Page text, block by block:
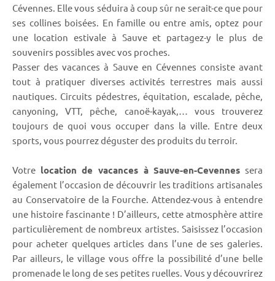
Cévennes. Elle vous séduira à coup sûr ne serait-ce que pour
ses collines boisées. En famille ou entre amis, optez pour
une location estivale à Sauve et partagez-y le plus de
souvenirs possibles avec vos proches.
Passer des vacances à Sauve en Cévennes consiste avant
tout à pratiquer diverses activités terrestres mais aussi
nautiques. Circuits pédestres, équitation, escalade, pêche,
canyoning, VTT, pêche, canoë-kayak,… vous trouverez
toujours de quoi vous occuper dans la ville. Entre deux
sports, vous pourrez déguster des produits du terroir.
Votre location de vacances à Sauve-en-Cevennes sera
également l’occasion de découvrir les traditions artisanales
au Conservatoire de la Fourche. Attendez-vous à entendre
une histoire fascinante ! D’ailleurs, cette atmosphère attire
particulièrement de nombreux artistes. Saisissez l’occasion
pour acheter quelques articles dans l’une de ses galeries.
Par ailleurs, le village vous offre la possibilité d’une belle
promenade le long de ses petites ruelles. Vous y découvrirez